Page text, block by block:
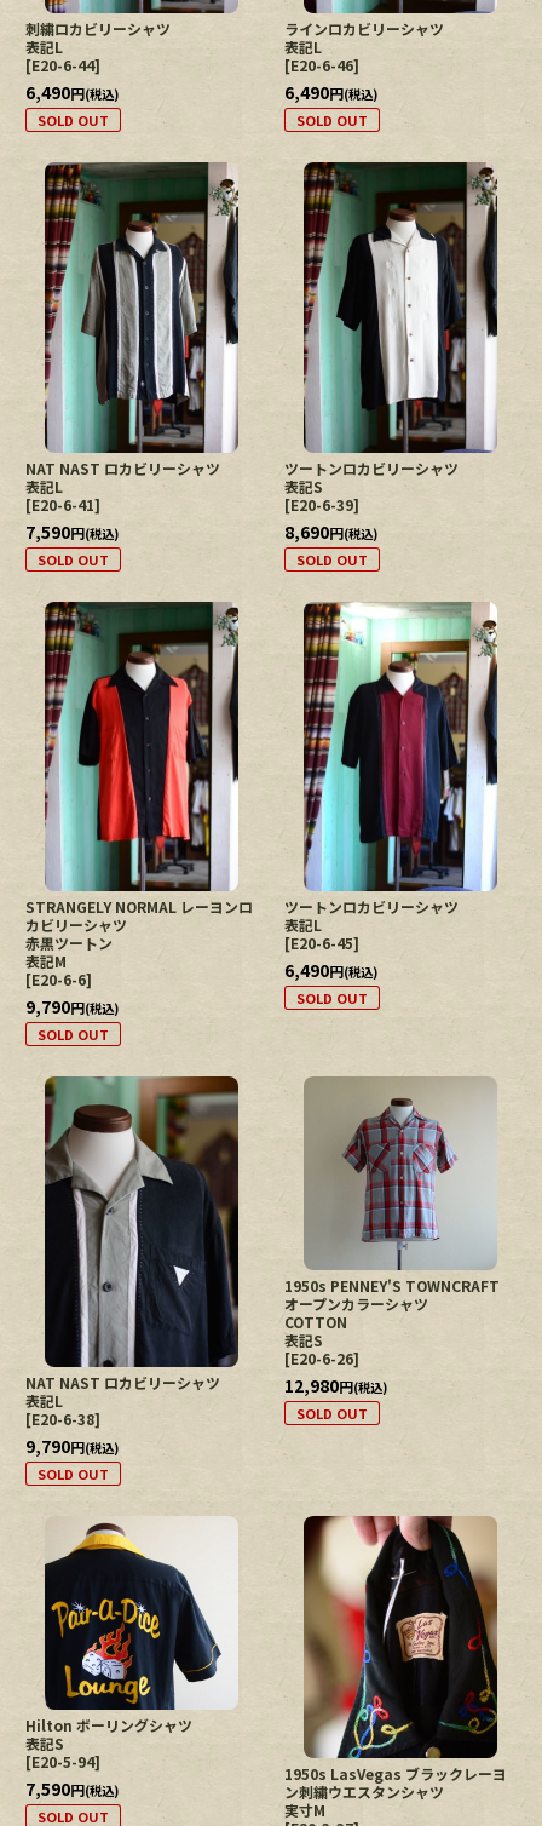
刺繍ロカビリーシャツ
表記L
[E20-6-44]
6,490円(税込)
SOLD OUT
ラインロカビリーシャツ
表記L
[E20-6-46]
6,490円(税込)
SOLD OUT
NAT NAST ロカビリーシャツ
表記L
[E20-6-41]
7,590円(税込)
SOLD OUT
ツートンロカビリーシャツ
表記S
[E20-6-39]
8,690円(税込)
SOLD OUT
STRANGELY NORMAL レーヨンロ
カビリーシャツ
赤黒ツートン
表記M
[E20-6-6]
9,790円(税込)
SOLD OUT
ツートンロカビリーシャツ
表記L
[E20-6-45]
6,490円(税込)
SOLD OUT
NAT NAST ロカビリーシャツ
表記L
[E20-6-38]
9,790円(税込)
SOLD OUT
1950s PENNEY'S TOWNCRAFT
オープンカラーシャツ
COTTON
表記S
[E20-6-26]
12,980円(税込)
SOLD OUT
Hilton ボーリングシャツ
表記S
[E20-5-94]
7,590円(税込)
SOLD OUT
1950s LasVegas ブラックレーヨ
ン刺繍ウエスタンシャツ
実寸M